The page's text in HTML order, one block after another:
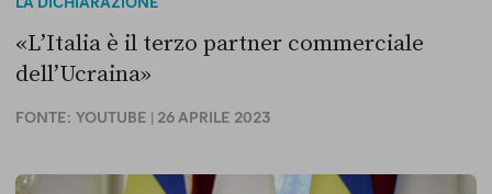
«L’Italia è il terzo partner commerciale
dell’Ucraina»
FONTE: YOUTUBE | 26 APRILE 2023